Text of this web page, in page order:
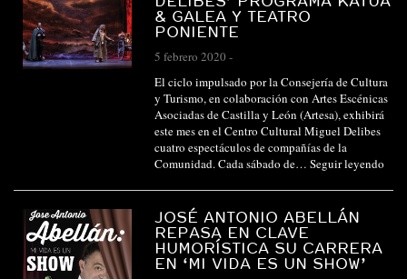
ARCHIVO
& GALEA Y TEATRO
PONIENTE
5 febrero 2020 -
El ciclo impulsado por la Consejería de Cultura
y Turismo, en colaboración con Artes Escénicas
Asociadas de Castilla y León (Artesa), exhibirá
este mes en el Centro Cultural Miguel Delibes
cuatro espectáculos de compañías de la
Comunidad. Cada sábado de… Seguir leyendo
JOSÉ ANTONIO ABELLÁN
REPASA EN CLAVE
HUMORÍSTICA SU CARRERA
EN ‘MI VIDA ES UN SHOW’